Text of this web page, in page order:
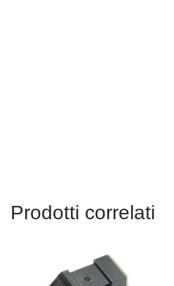
Prodotti correlati